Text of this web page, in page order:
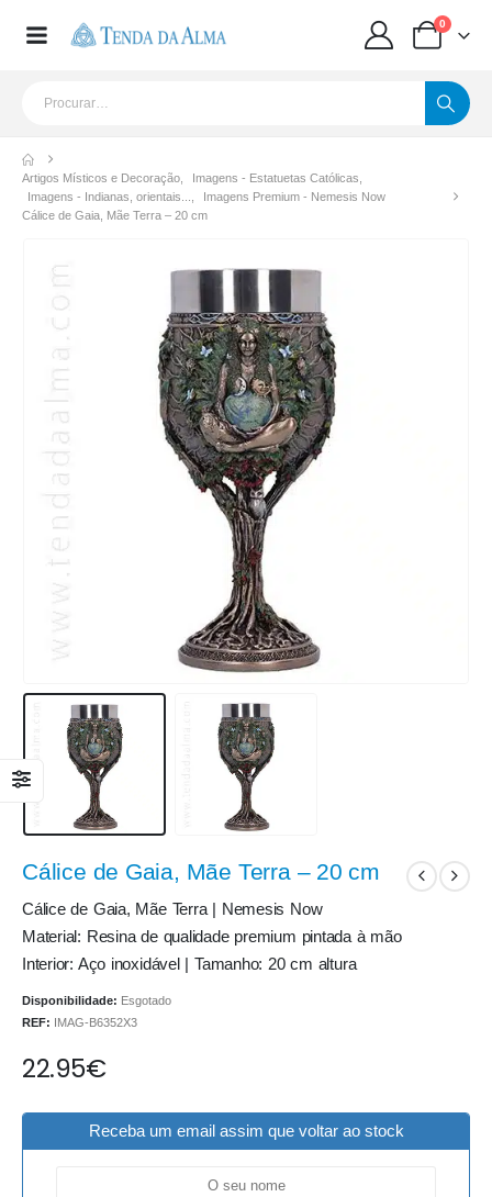
0
Artigos Místicos e Decoração Imagens - Estatuetas Católicas
Imagens - Indianas, orientais...
Imagens Premium - Nemesis Now
Cálice de Gaia, Mãe Terra – 20 cm
Cálice de Gaia, Mãe Terra – 20 cm
Cálice de Gaia, Mãe Terra | Nemesis Now
Material: Resina de qualidade premium pintada à mão
Interior: Aço inoxidável | Tamanho: 20 cm altura
Disponibilidade: Esgotado
REF:
IMAG-B6352X3
22.95€
Receba um email assim que voltar ao stock